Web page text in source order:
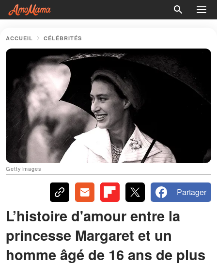
ACCUEIL CÉLÉBRITÉS
GettyImages
Partager
L’histoire d'amour entre la
princesse Margaret et un
homme âgé de 16 ans de plus